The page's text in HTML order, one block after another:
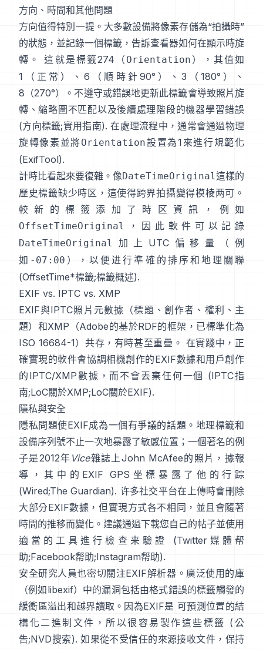
方向、時間和其他問題
方向值得特別一提。大多數設備將像素存儲為“拍攝時”
的狀態，並記錄一個標籤，告訴查看器如何在顯示時旋
轉。 這就是標籤274（ Orientation ），其值如
1（正常）、6（順時針90°）、3（180°）、
8（270°）。不遵守或錯誤地更新此標籤會導致照片旋
轉、縮略圖不匹配以及後續處理階段的機器學習錯誤
(方向標籤;實用指南). 在處理流程中，通常會通過物理
旋轉像素並將Orientation設置為1來進行規範化
(ExifTool).
計時比看起來要復雜。像DateTimeOriginal這樣的
歷史標籤缺少時区，這使得跨界拍攝變得模棱两可。
較新的標籤添加了時区資訊，例如
OffsetTimeOriginal ，因此軟件可以記錄
DateTimeOriginal
加上UTC偏移量（例
如 -07:00 ），以便进行準確的排序和地理關聯
(OffsetTime*標籤;標籤概述).
EXIF vs. IPTC vs. XMP
EXIF與IPTC照片元數據 （標題、創作者、權利、主
題）和XMP （Adobe的基於RDF的框架，已標準化為
ISO 16684-1）共存，有時甚至重疊。 在實踐中，正
確實現的軟件會協調相機創作的EXIF數據和用戶創作
的IPTC/XMP數據，而不會丟棄任何一個 (IPTC指
南;LoC關於XMP;LoC關於EXIF).
隱私與安全
隱私問題使EXIF成為一個有爭議的話題。地理標籤和
設備序列號不止一次地暴露了敏感位置；一個著名的例
子是2012年 Vice雜誌上John McAfee的照片，據報
導，其中的EXIF GPS坐標暴露了他的行踪
(Wired;The Guardian). 许多社交平台在上傳時會刪除
大部分EXIF數據，但實現方式各不相同，並且會隨著
時間的推移而變化。建議通過下載您自己的帖子並使用
適當的工具進行檢查来驗證 (Twitter媒體帮
助;Facebook帮助;Instagram帮助).
安全研究人員也密切關注EXIF解析器。廣泛使用的庫
（例如libexif）中的漏洞包括由格式錯誤的標籤觸發的
緩衝區溢出和越界讀取。因為EXIF是 可預測位置的結
構化二進制文件，所以很容易製作這些標籤 ( 公
告;NVD搜索). 如果從不受信任的來源接收文件，保持